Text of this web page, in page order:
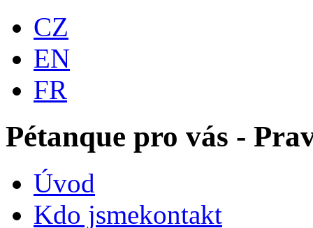
CZ
EN
FR
Pétanque pro vás -
Úvod
Kdo jsmekontakt